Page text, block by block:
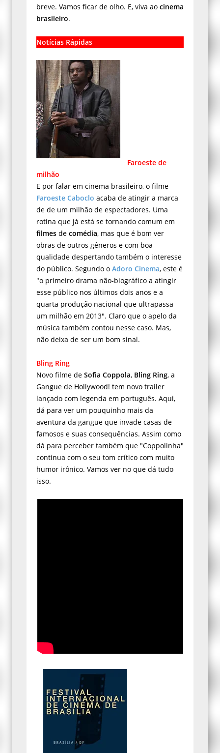
breve. Vamos ficar de olho. E, viva ao cinema
brasileiro.
Notícias Rápidas
Faroeste de
milhão
E por falar em cinema brasileiro, o filme
Faroeste Caboclo acaba de atingir a marca
de de um milhão de espectadores. Uma
rotina que já está se tornando comum em
filmes de comédia, mas que é bom ver
obras de outros gêneros e com boa
qualidade despertando também o interesse
do público. Segundo o Adoro Cinema, este é
"o primeiro drama não-biográfico a atingir
esse público nos últimos dois anos e a
quarta produção nacional que ultrapassa
um milhão em 2013". Claro que o apelo da
música também contou nesse caso. Mas,
não deixa de ser um bom sinal.
Bling Ring
Novo filme de Sofia Coppola, Bling Ring, a
Gangue de Hollywood! tem novo trailer
lançado com legenda em português. Aqui,
dá para ver um pouquinho mais da
aventura da gangue que invade casas de
famosos e suas consequências. Assim como
dá para perceber também que "Coppolinha"
continua com o seu tom crítico com muito
humor irônico. Vamos ver no que dá tudo
isso.